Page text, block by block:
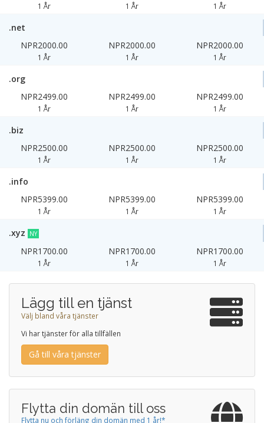
1 År 1 År 1 År
.net
NPR2000.00
1 År
NPR2000.00
1 År
NPR2000.00
1 År
.org
NPR2499.00
1 År
NPR2499.00
1 År
NPR2499.00
1 År
.biz
NPR2500.00
1 År
NPR2500.00
1 År
NPR2500.00
1 År
.info
NPR5399.00
1 År
NPR5399.00
1 År
NPR5399.00
1 År
.xyz NY
NPR1700.00
1 År
NPR1700.00
1 År
NPR1700.00
1 År
Lägg till en tjänst
Välj bland våra tjänster
Vi har tjänster för alla tillfällen
Gå till våra tjänster
Flytta din domän till oss
Flytta nu och förläng din domän med 1 år!*